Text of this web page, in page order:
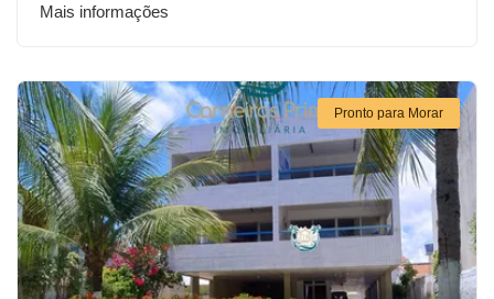
Mais informações
Pronto para Morar